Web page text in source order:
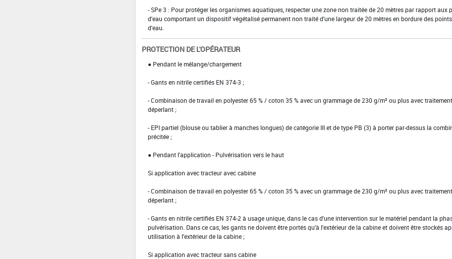
- SPe 3 : Pour protéger les organismes aquatiques, respecter une zone non traitée de 20 mètres par rapport aux
d'eau comportant un dispositif végétalisé permanent non traité d'une largeur de 20 mètres en bordure des points
d'eau.
PROTECTION DE L'OPÉRATEUR
● Pendant le mélange/chargement
- Gants en nitrile certifiés EN 374-3 ;
- Combinaison de travail en polyester 65 % / coton 35 % avec un grammage de 230 g/m² ou plus avec traitement
déperlant ;
- EPI partiel (blouse ou tablier à manches longues) de catégorie III et de type PB (3) à porter par-dessus la
précitée ;
● Pendant l'application - Pulvérisation vers le haut
Si application avec tracteur avec cabine
- Combinaison de travail en polyester 65 % / coton 35 % avec un grammage de 230 g/m² ou plus avec traitement
déperlant ;
- Gants en nitrile certifiés EN 374-2 à usage unique, dans le cas d'une intervention sur le matériel pendant la
pulvérisation. Dans ce cas, les gants ne doivent être portés qu'à l'extérieur de la cabine et doivent être stockés
utilisation à l'extérieur de la cabine ;
Si application avec tracteur sans cabine